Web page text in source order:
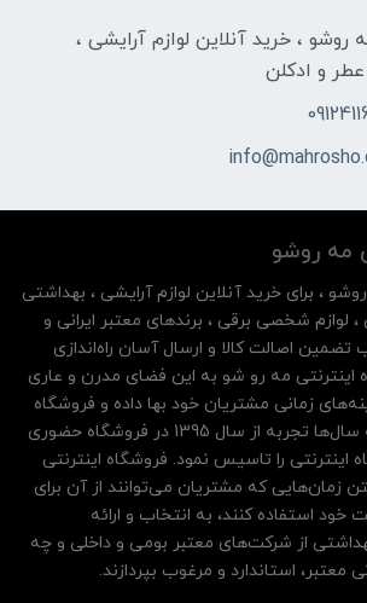
رو‌شو ، خرید آنلاین لوازم آرایشی ،
عطر و ادکلن
مه‌ رو‌شو
، برای خرید آنلاین لوازم آرایشی ، بهداشتی
، لوازم شخصی برقی ، برندهای معتبر ایرانی و
اصالت کالا و ارسال آسان راه‌اندازی
مه رو شو به این فضای مدرن و عاری
زمانی مشتریان خود بها داده و فروشگاه
اینترنتی خود را بر پایه سال‌ها تجربه از سال 1395 در فروشگاه حضوری
اینترنتی را تاسیس نمود. فروشگاه اینترنتی
زمان‌هایی که مشتریان می‌توانند از آن‌ برای
خود استفاده کنند، به انتخاب و ارائه
از شرکت‌های معتبر بومی و داخلی و چه
معتبر، استاندارد و مرغوب بپردازند.